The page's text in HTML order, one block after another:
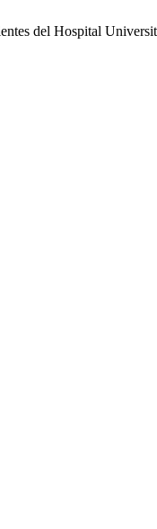
del Hospital